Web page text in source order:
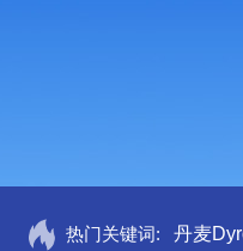
热门关键词: 丹麦